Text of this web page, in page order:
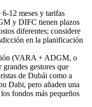
12 meses y tarifas
y DIFC tienen plazos
diferentes; considere
en la planificación
(VARA + ADGM, o
gestores que
de Dubái como a
Dabi, pero añaden una
fondos más pequeños